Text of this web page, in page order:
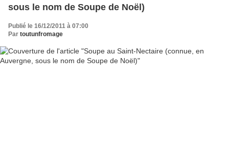
sous le nom de Soupe de Noël)
Publié le 16/12/2011 à 07:00
Par toutunfromage